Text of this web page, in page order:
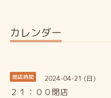
カレンダー
閉店時間 2024-04-21 (日)
２１：００閉店